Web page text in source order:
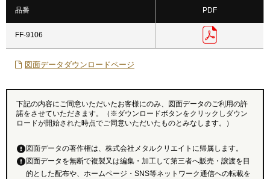
品番 PDF
FF-9106
図面データダウンロードページ
下記の内容にご同意いただいたお客様にのみ、図面データのご利用の許
諾をさせていただきます。（※ダウンロードボタンをクリックしダウン
ロードが開始された時点でご同意いただいたものとみなします。）
図面データの著作権は、株式会社メタルクリエイトに帰属します。
図面データを無断で複製又は編集・加工して第三者へ販売・譲渡を目
的とした配布や、ホームページ・SNS等ネットワーク通信への転載を